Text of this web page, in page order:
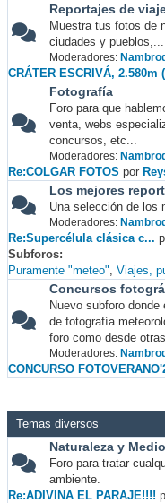
Reportajes de
Muestra tus fotos de
ciudades y pueblos,...
Moderadores:
CRÁTER ESCRIVÁ, 2.580m
Fotografía
Foro para que
venta, webs
concursos, etc...
Moderadores:
Re:COLGAR FOTOS por
Los mejores
Una selección de los
Moderadores:
Re:Supercélula clásica c...
Subforos
Puramente "meteo" Viajes,
Concursos
Nuevo subforo
de fotografía
foro como desde
Moderadores:
CONCURSO
Temas diversos
Naturaleza y
Foro para tratar
ambiente.
Re:ADIVINA EL PARAJE!!!!